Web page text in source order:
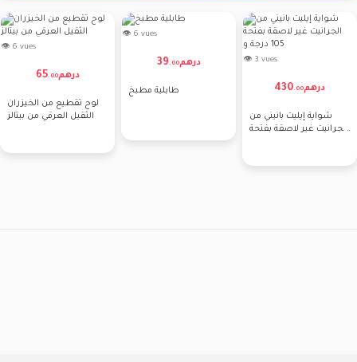
👁 6 vues
65. 00درهم
لوح تقطيع من الخيزران
الثقيل العرقي من بيتالز
👁 6 vues
39 . 00درهم
طابلية مطبخ
👁 3 vues
430. 00درهم
شواية إيليت بانيني من
الجرانيت غير لاصقة بفتحة